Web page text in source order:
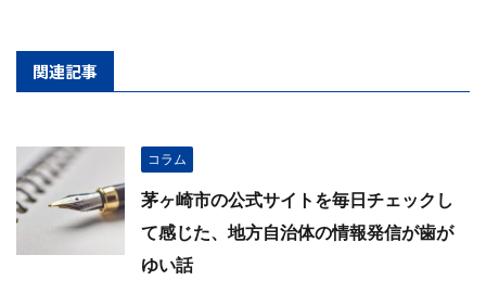
関連記事
コラム
茅ヶ崎市の公式サイトを毎日チェックし
て感じた、地方自治体の情報発信が歯が
ゆい話